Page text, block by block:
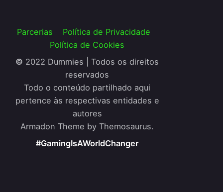
Parcerias
Política de Privacidade
Política de Cookies
© 2022 Dummies | Todos os direitos
reservados
Todo o conteúdo partilhado aqui
pertence às respectivas entidades e
autores
Armadon Theme by Themosaurus.
#GamingIsAWorldChanger